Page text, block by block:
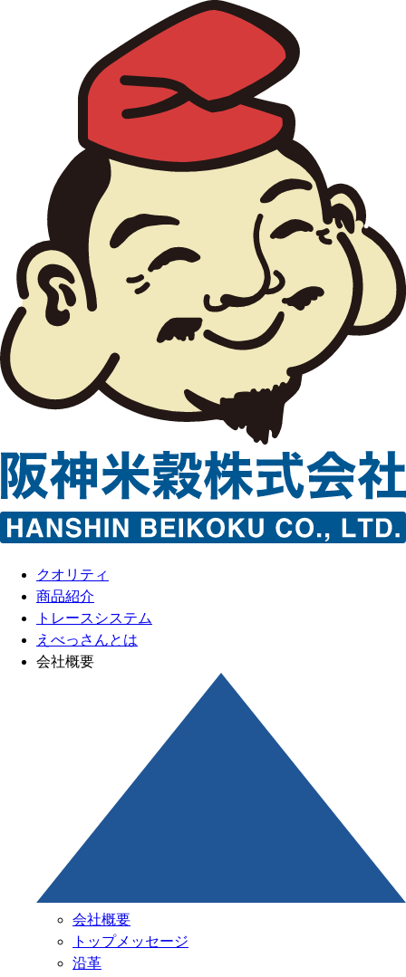
クオリティ
商品紹介
トレースシステム
えべっさんとは
会社概要
会社概要
トップメッセージ
沿革